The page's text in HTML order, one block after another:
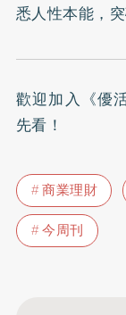
悉人性本能，
歡迎加入 《優
先看！
商業理財
今周刊